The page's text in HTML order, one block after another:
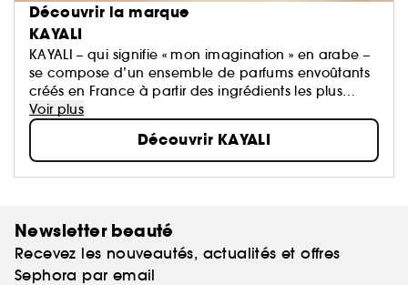
Découvrir la marque
KAYALI
KAYALI – qui signifie « mon imagination » en arabe –
se compose d’un ensemble de parfums envoûtants
créés en France à partir des ingrédients les plus
prestigieux. Cette première collection met à
l’honneur la technique du « layering » pour créer un
parfum qui vous correspond parfaitement. KAYALI
s'inspire des richesses du Moyen-Orient, une culture
réputée pour son raffinement et sa simplicité.Quatre
Voir plus
Découvrir KAYALI
Newsletter beauté
Recevez les nouveautés, actualités et offres
Sephora par email